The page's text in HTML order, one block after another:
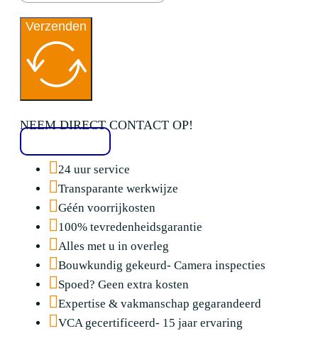
Verzenden
NEEM DIRECT CONTACT OP!
24 uur service
Transparante werkwijze
Géén voorrijkosten
100% tevredenheidsgarantie
Alles met u in overleg
Bouwkundig gekeurd- Camera inspecties
Spoed? Geen extra kosten
Expertise & vakmanschap gegarandeerd
VCA gecertificeerd- 15 jaar ervaring